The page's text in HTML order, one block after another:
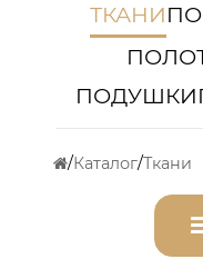
ТКАНИ
ПОДУШКИ
Каталог Ткани